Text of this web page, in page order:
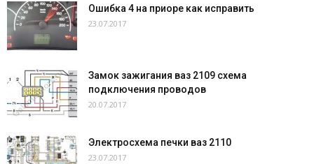
Ошибка 4 на приоре как исправить
23.07.2017
Замок зажигания ваз 2109 схема
подключения проводов
20.07.2017
Электросхема печки ваз 2110
23.07.2017